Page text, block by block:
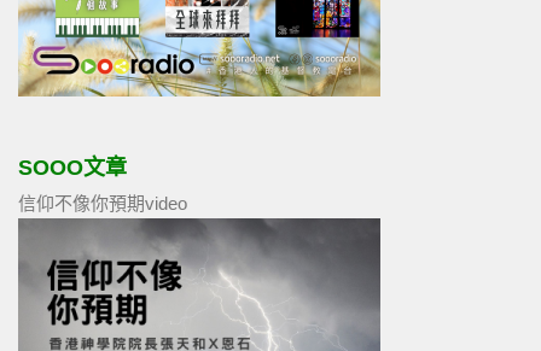
SOOO文章
信仰不像你預期video